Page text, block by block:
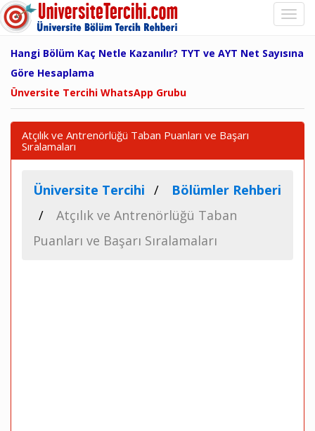
Hangi Bölüm Kaç Netle Kazanılır? TYT ve AYT Net Sayısına
Göre Hesaplama
Ünversite Tercihi WhatsApp Grubu
Atçılık ve Antrenörlüğü Taban Puanları ve Başarı
Sıralamaları
Üniversite Tercihi
Bölümler Rehberi
Atçılık ve Antrenörlüğü Taban
Puanları ve Başarı Sıralamaları